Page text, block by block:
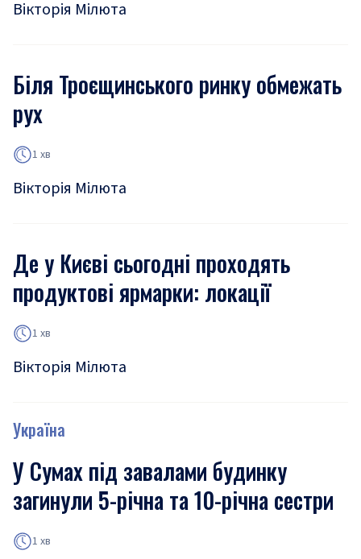
Вікторія Мілюта
Біля Троєщинського ринку обмежать
рух
1 хв
Вікторія Мілюта
Де у Києві сьогодні проходять
продуктові ярмарки: локації
1 хв
Вікторія Мілюта
Україна
У Сумах під завалами будинку
загинули 5-річна та 10-річна сестри
1 хв